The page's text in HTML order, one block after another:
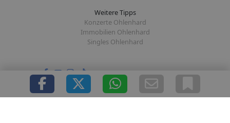
Weitere Tipps
Konzerte Ohlenhard
Immobilien Ohlenhard
Singles Ohlenhard